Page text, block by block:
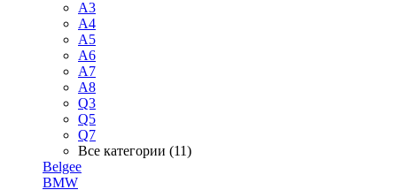
A3
A4
A5
A6
A7
A8
Q3
Q5
Q7
Все категории (11)
Belgee
BMW